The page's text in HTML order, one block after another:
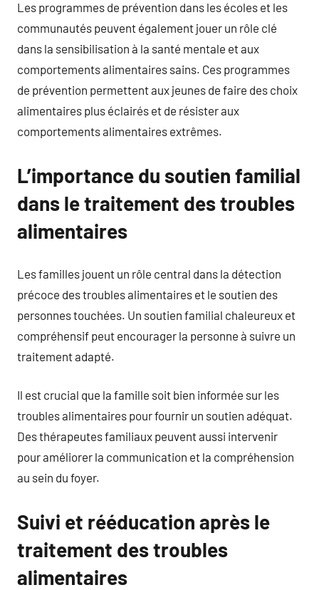
Les programmes de prévention dans les écoles et les
communautés peuvent également jouer un rôle clé
dans la sensibilisation à la santé mentale et aux
comportements alimentaires sains. Ces programmes
de prévention permettent aux jeunes de faire des choix
alimentaires plus éclairés et de résister aux
comportements alimentaires extrêmes.
L’importance du soutien familial
dans le traitement des troubles
alimentaires
Les familles jouent un rôle central dans la détection
précoce des troubles alimentaires et le soutien des
personnes touchées. Un soutien familial chaleureux et
compréhensif peut encourager la personne à suivre un
traitement adapté.
Il est crucial que la famille soit bien informée sur les
troubles alimentaires pour fournir un soutien adéquat.
Des thérapeutes familiaux peuvent aussi intervenir
pour améliorer la communication et la compréhension
au sein du foyer.
Suivi et rééducation après le
traitement des troubles
alimentaires